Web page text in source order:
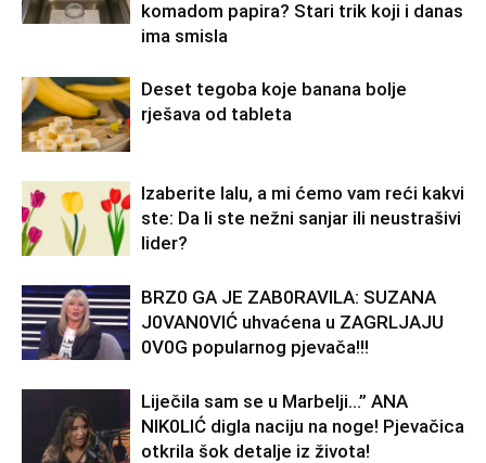
komadom papira? Stari trik koji i danas
ima smisla
Deset tegoba koje banana bolje
rješava od tableta
Izaberite lalu, a mi ćemo vam reći kakvi
ste: Da li ste nežni sanjar ili neustrašivi
lider?
BRZ0 GA JE ZAB0RAVlLA: SUZANA
J0VAN0VIĆ uhvaćena u ZAGRLJAJU
0V0G popularnog pjevača!!!
Liječila sam se u Marbelji…” ANA
NlK0LlĆ digla naciju na noge! Pjevačica
otkrila šok detalje iz života!